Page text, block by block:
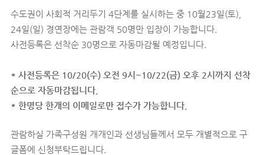
수도권이 사회적 거리두기 4단계를 실시하는 중 10월23일(토),
24일(일) 경연장에는 관람객 50명만 입장이 가능합니다.
사전등록은 선착순 30명으로 자동마감될 예정입니다.
* 사전등록은 10/20(수) 오전 9시~10/22(금) 오후 2시까지 선착
순으로 자동마감됩니다.
* 한명당 한개의 이메일로만 접수가 가능합니다.
관람하실 가족구성원 개개인과 선생님들께서 모두 개별적으로 구
글폼에 신청부탁드립니다.